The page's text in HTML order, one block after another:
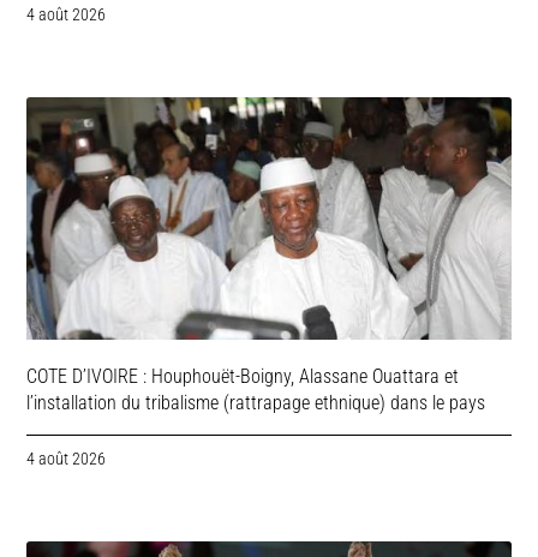
4 août 2026
COTE D’IVOIRE : Houphouët-Boigny, Alassane Ouattara et
l’installation du tribalisme (rattrapage ethnique) dans le pays
4 août 2026